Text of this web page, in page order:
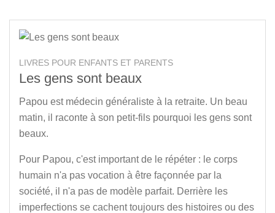
LIVRES POUR ENFANTS ET PARENTS
Les gens sont beaux
Papou est médecin généraliste à la retraite. Un beau
matin, il raconte à son petit-fils pourquoi les gens sont
beaux.
Pour Papou, c'est important de le répéter : le corps
humain n'a pas vocation à être façonnée par la
société, il n'a pas de modèle parfait. Derrière les
imperfections se cachent toujours des histoires ou des